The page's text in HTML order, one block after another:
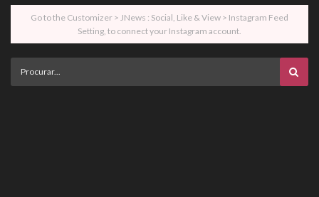
Go to the Customizer > JNews : Social, Like & View > Instagram Feed
Setting, to connect your Instagram account.